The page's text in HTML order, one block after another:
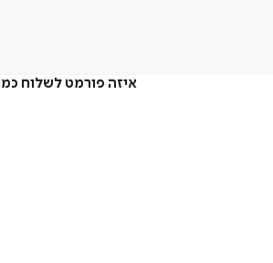
איזה פורמט לשלוח